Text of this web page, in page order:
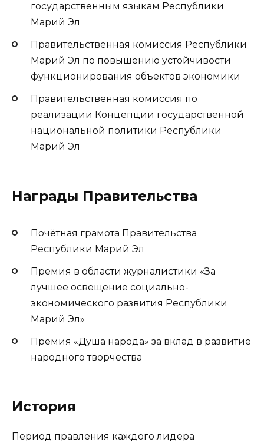
государственным языкам Республики
Марий Эл
Правительственная комиссия Республики
Марий Эл по повышению устойчивости
функционирования объектов экономики
Правительственная комиссия по
реализации Концепции государственной
национальной политики Республики
Марий Эл
Награды Правительства
Почётная грамота Правительства
Республики Марий Эл
Премия в области журналистики «За
лучшее освещение социально-
экономического развития Республики
Марий Эл»
Премия «Душа народа» за вклад в развитие
народного творчества
История
Период правления каждого лидера